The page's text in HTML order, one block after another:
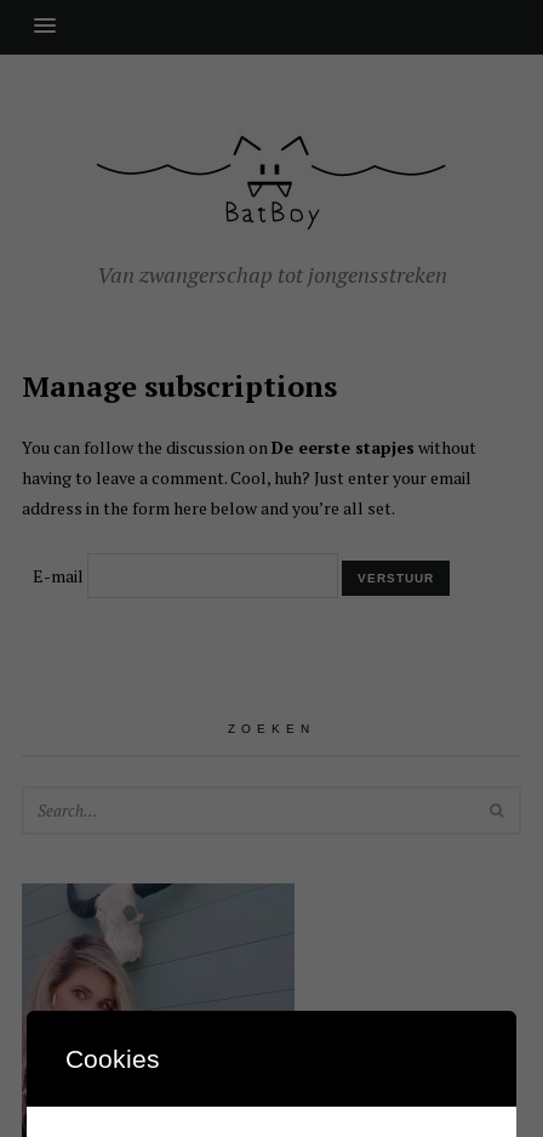
Van zwangerschap tot jongensstreken
Manage subscriptions
You can follow the discussion onDe eerste stapjes without
having to leave a comment. Cool, huh? Just enter your email
address in the form here below and you’re all set.
E-mail
ZOEKEN
Cookies